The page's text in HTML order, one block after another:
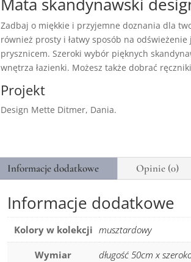
Zadbaj o miękkie i przyjemne doznania dla
również prosty i łatwy sposób na
prysznicem. Szeroki wybór pięknych
wnętrza łazienki. Możesz także dobrać
Projekt
Design Mette Ditmer, Dania.
Informacje dodatkowe Opinie (0)
Informacje dodatkowe
Kolory w kolekcji musztardowy
Wymiar długość 50cm x